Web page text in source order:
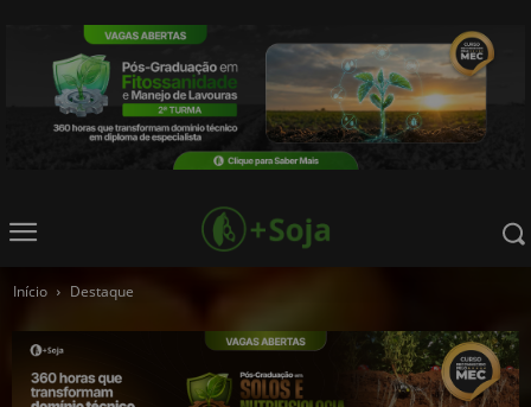
Início Destaque